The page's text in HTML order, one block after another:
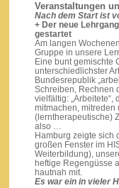
Veranstaltungen
Nach dem Start ist
+ Der neue
gestartet
Am langen
Gruppe in unsere
Eine bunt gemischte
unterschiedlichster
Bundesrepublik
Schreiben, Rechnen
vielfältig: „Arbeitete“,
mitmachen, mitreden
(lerntherapeutische)
also …
Hamburg zeigte sich
großen Fenster im
Weiterbildung),
heftige Regengüsse
hautnah mit.
Es war ein in vieler